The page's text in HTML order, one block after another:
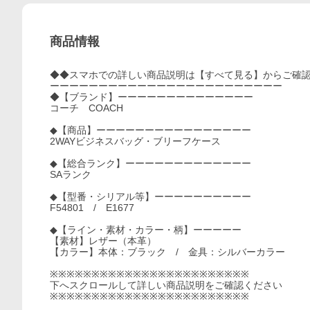
商品情報
◆◆スマホでの詳しい商品説明は【すべて見る】からご
ーーーーーーーーーーーーーーーーーーーーーーーー
◆【ブランド】ーーーーーーーーーーーーーー
コーチ COACH
◆【商品】ーーーーーーーーーーーーーーーー
2WAYビジネスバッグ・ブリーフケース
◆【総合ランク】ーーーーーーーーーーーーー
SAランク
◆【型番・シリアル等】ーーーーーーーーーー
F54801 / E1677
◆【ライン・素材・カラー・柄】ーーーーー
【素材】レザー（本革）
【カラー】本体：ブラック / 金具：シルバーカラー
※※※※※※※※※※※※※※※※※※※※※※※※
下へスクロールして詳しい商品説明をご確認ください
※※※※※※※※※※※※※※※※※※※※※※※※